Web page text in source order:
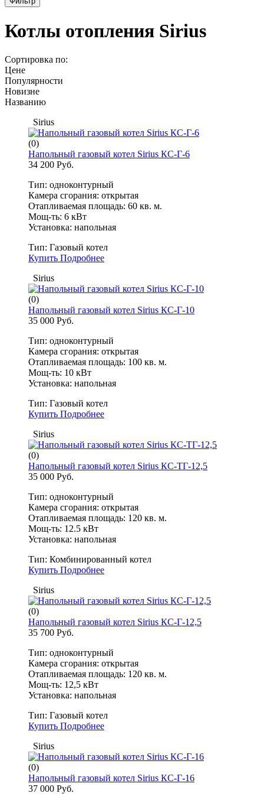
Котлы отопления Sirius
Сортировка по:
Цене
Популярности
Новизне
Названию
Sirius
(0)
Напольный газовый котел Sirius КС-Г-6
34 200 Руб.
Тип: одноконтурный
Камера сгорания: открытая
Отапливаемая площадь: 60 кв. м.
Мощ-ть: 6 кВт
Установка: напольная
Тип: Газовый котел
Купить Подробнее
Sirius
(0)
Напольный газовый котел Sirius КС-Г-10
35 000 Руб.
Тип: одноконтурный
Камера сгорания: открытая
Отапливаемая площадь: 100 кв. м.
Мощ-ть: 10 кВт
Установка: напольная
Тип: Газовый котел
Купить Подробнее
Sirius
(0)
Напольный газовый котел Sirius КС-ТГ-12,5
35 000 Руб.
Тип: одноконтурный
Камера сгорания: открытая
Отапливаемая площадь: 120 кв. м.
Мощ-ть: 12.5 кВт
Установка: напольная
Тип: Комбинированный котел
Купить Подробнее
Sirius
(0)
Напольный газовый котел Sirius КС-Г-12,5
35 700 Руб.
Тип: одноконтурный
Камера сгорания: открытая
Отапливаемая площадь: 120 кв. м.
Мощ-ть: 12,5 кВт
Установка: напольная
Тип: Газовый котел
Купить Подробнее
Sirius
(0)
Напольный газовый котел Sirius КС-Г-16
37 000 Руб.